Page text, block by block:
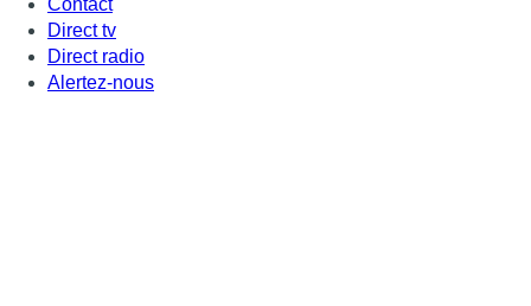
Direct tv
Direct radio
Alertez-nous